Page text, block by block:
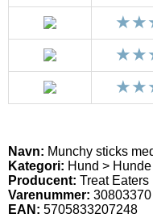
Navn: Munchy sticks
Kategori: Hund >
Producent: Treat Eaters
Varenummer: 30803370
EAN: 5705833207248